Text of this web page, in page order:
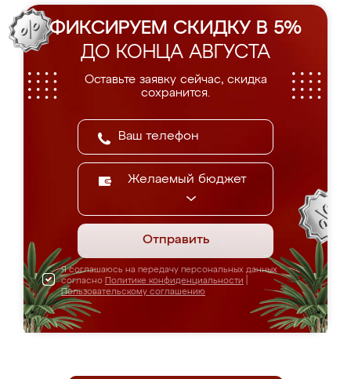
ФИКСИРУЕМ СКИДКУ В 5%
ДО КОНЦА АВГУСТА
Оставьте заявку сейчас, скидка
сохранится.
Желаемый бюджет
Отправить
Я соглашаюсь на передачу персональных данных
согласно Политике конфиденциальности
Пользовательскому соглашению